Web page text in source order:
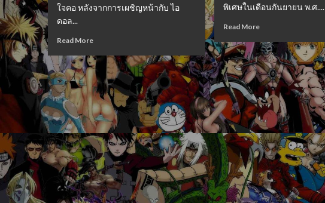
ใจคอ หลังจากการเผชิญหน้ากับ ไอ
ดอล...
Read More
พิเศษในเดือนกันยายน พ.ศ....
Read More